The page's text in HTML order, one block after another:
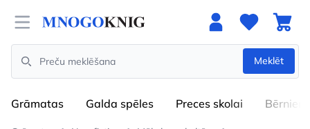
Open menu
Search
Meklēt
Grāmatas Galda spēles Preces skolai Bērniem